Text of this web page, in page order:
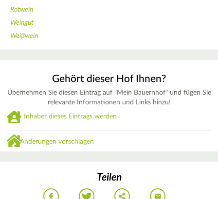
Rotwein
Weingut
Weißwein
Gehört dieser Hof Ihnen?
Übernehmen Sie diesen Eintrag auf "Mein Bauernhof" und fügen Sie
relevante Informationen und Links hinzu!
Inhaber dieses Eintrags werden
Änderungen vorschlagen
Teilen